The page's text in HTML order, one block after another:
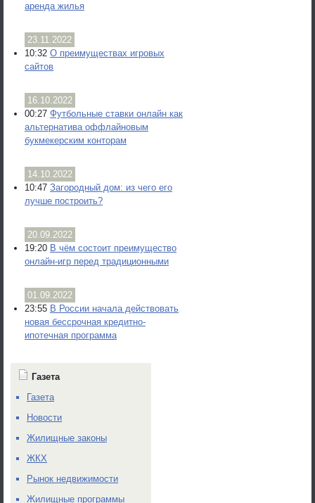
аренда жилья
23.11.2022
10:32 О преимуществах игровых
сайтов
16.10.2022
00:27 Футбольные ставки онлайн как
альтернатива оффлайновым
букмекерским конторам
14.10.2022
10:47 Загородный дом: из чего его
лучше построить?
20.09.2022
19:20 В чём состоит преимущество
онлайн-игр перед традиционными
01.09.2022
23:55 В России начала действовать
новая бессрочная кредитно-
ипотечная программа
Газета
Газета
Новости
Жилищные законы
ЖКХ
Рынок недвижимости
Жилищные программы